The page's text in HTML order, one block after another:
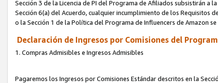
Sección 3 de la Licencia de PI del Programa de Afiliados subsistirán
Sección 6(a) del Acuerdo, cualquier incumplimiento de los Requisitos
o la Sección 1 de la Política del Programa de Influencers de Amazon
Declaración de Ingresos por Comisiones del
1. Compras Admisibles e Ingresos Admisibles
Pagaremos los Ingresos por Comisiones Estándar descritos en la